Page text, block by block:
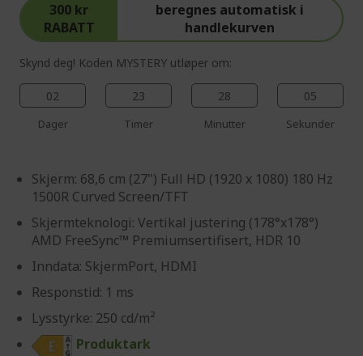
300 kr
RABATT
beregnes automatisk i
handlekurven
Skynd deg! Koden MYSTERY utløper om:
02
Dager
23
Timer
28
Minutter
03
Sekunder
Skjerm: 68,6 cm (27") Full HD (1920 x 1080) 180 Hz
1500R Curved Screen/TFT
Skjermteknologi: Vertikal justering (178°x178°)
AMD FreeSync™ Premiumsertifisert, HDR 10
Inndata: SkjermPort, HDMI
Responstid: 1 ms
Lysstyrke: 250 cd/m²
Produktark